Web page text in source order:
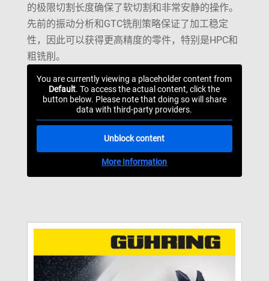
的极限切割长度确保了软切割和非常安静的操作。
先前的振动分析和GTC铣削策略保证了加工稳定
性，因此可以获得更高精度的零件，特别是HPC和
粗铣削。
You are currently viewing a placeholder content from
Default. To access the actual content, click the
button below. Please note that doing so will share
data with third-party providers.
Unblock content
More Information